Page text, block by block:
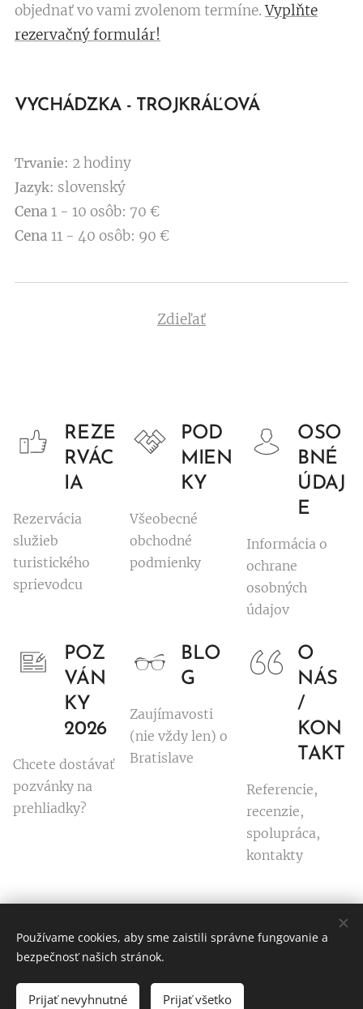
objednať vo vami zvolenom termíne.Vyplňte
rezervačný formulár!
VYCHÁDZKA - TROJKRÁĽOVÁ
Trvanie: 2 hodiny
Jazyk: slovenský
Cena 1 - 10 osôb: 70 €
Cena 11 - 40 osôb: 90 €
Zdieľať
REZE
RVÁC
IA
Rezervácia
služieb
turistického
sprievodcu
POD
MIEN
KY
Všeobecné
obchodné
podmienky
OSO
BNÉ
ÚDAJ
E
Informácia o
ochrane
osobných
údajov
POZ
VÁN
KY
2026
Chcete dostávať
pozvánky na
prehliadky?
BLO
G
Zaujímavosti
(nie vždy len) o
Bratislave
O
NÁS
/
KON
TAKT
Referencie,
recenzie,
spolupráca,
kontakty
© Ľubomíra Černáková
Vytvorené službouWebnode
Používame cookies, aby sme zaistili správne fungovanie a
bezpečnosť našich stránok.
Prijať nevyhnutné Prijať všetko